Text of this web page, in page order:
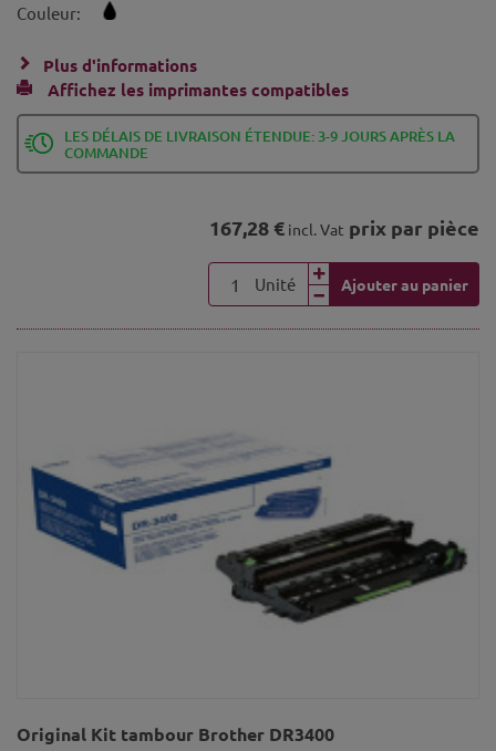
Couleur:
Plus d'informations
Affichez les imprimantes compatibles
LES DÉLAIS DE LIVRAISON ÉTENDUE: 3-9 JOURS APRÈS LA
COMMANDE
167,28 € incl. Vat prix par pièce
Unité Ajouter au panier
Original Kit tambour Brother DR3400